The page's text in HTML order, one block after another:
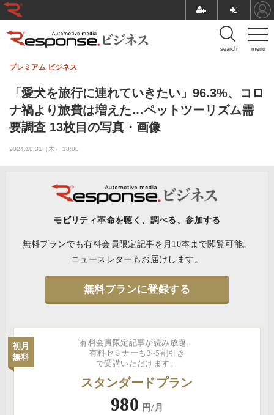
menu
search
「愛犬を旅行に連れていきたい」96.3%、コロ
ナ禍より旅費は増えた…ペットツーリズム需
要調査 13枚目の写真・画像
プレミアム ビジネス
2024.10.31（木） 18:00
モビリティ革命を聴く、調べる、参加する
無料プランでも有料会員限定記事を月10本まで閲覧可能。
ニュースレターもお届けします。
無料プランに登録する
有料会員限定記事が読み放題。
有料セミナーも3~5割引き
で受講いただけます。
初月
無料
スタンダードプラン
980 円/月